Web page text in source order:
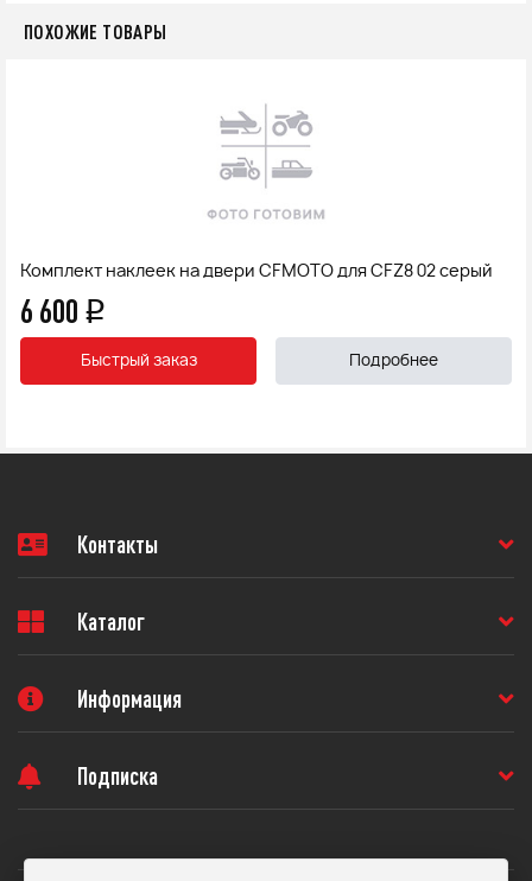
ПОХОЖИЕ ТОВАРЫ
Комплект наклеек на двери CFMOTO для CFZ8 02 серый
6 600 q
Быстрый заказ Подробнее
Контакты
Каталог
Информация
Подписка